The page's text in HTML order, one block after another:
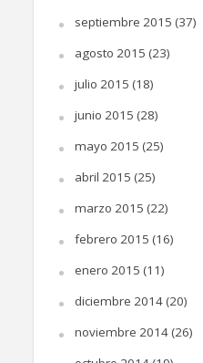
septiembre 2015 (37)
agosto 2015 (23)
julio 2015 (18)
junio 2015 (28)
mayo 2015 (25)
abril 2015 (25)
marzo 2015 (22)
febrero 2015 (16)
enero 2015 (11)
diciembre 2014(20)
noviembre 2014(26)